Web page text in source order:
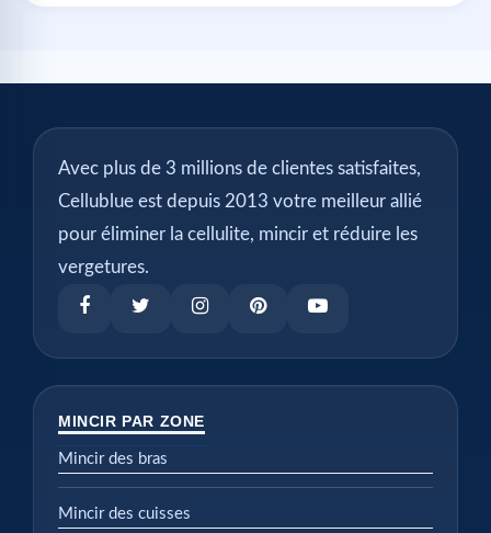
Avec plus de 3 millions de clientes satisfaites,
Cellublue est depuis 2013 votre meilleur allié
pour éliminer la cellulite, mincir et réduire les
vergetures.
MINCIR PAR ZONE
Mincir des bras
Mincir des cuisses